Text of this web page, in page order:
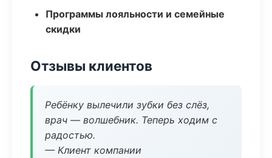
Программы лояльности и семейные
скидки
Отзывы клиентов
Ребёнку вылечили зубки без слёз,
врач — волшебник. Теперь ходим с
радостью.
— Клиент компании